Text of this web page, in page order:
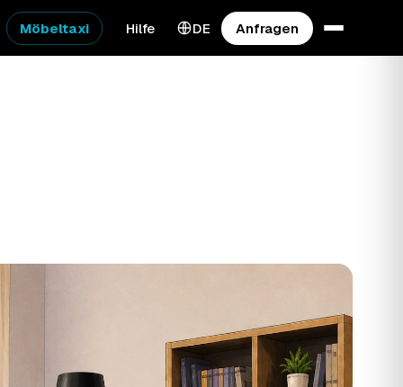
Möbeltaxi Hilfe DE Anfragen